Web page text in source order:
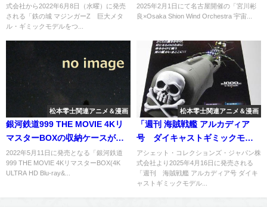
式会社から2022年6月8日（水曜）に発売
される「鉄の城 マジンガーZ 巨大メタ
ル・ギミックモデルをつ...
売開始
2025年2月1日にて名古屋開催の「宮川彬
良×Osaka Shion Wind Orchestra 宇宙...
松本零士関連アニメ＆漫画
銀河鉄道999 THE MOVIE 4Kリ
マスターBOXの収納ケースが大
きい
2022年5月11日に発売となる「銀河鉄道
999 THE MOVIE 4KリマスターBOX(4K
ULTRA HD Blu-ray&...
松本零士関連アニメ＆漫画
「週刊 海賊戦艦 アルカディア
号 ダイキャストギミックモデ
ルをつくる」第85号
アシェット・コレクションズ・ジャパン株
式会社より2025年4月16日に発売される
「週刊 海賊戦艦 アルカディア号 ダイキ
ャストギミックモデル...